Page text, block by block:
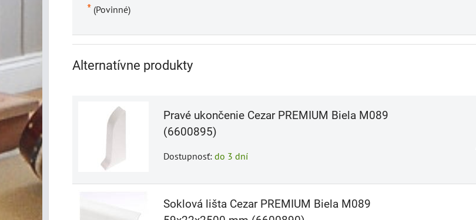
* (Povinné)
Alternatívne produkty
Pravé ukončenie Cezar PREMIUM Biela M089
(6600895)
Dostupnosť: do 3 dní
Soklová lišta Cezar PREMIUM Biela M089